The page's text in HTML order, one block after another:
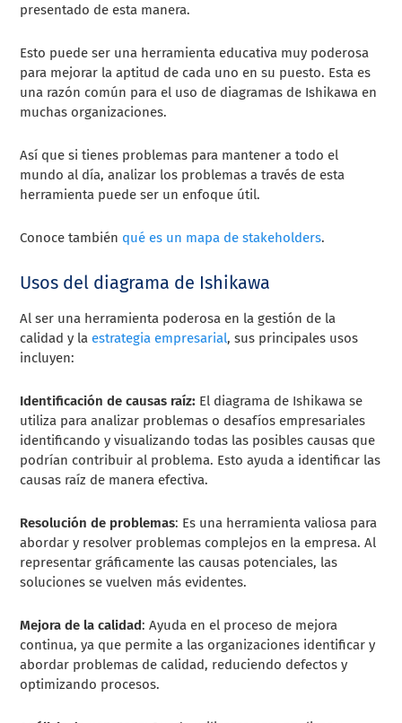
presentado de esta manera.
Esto puede ser una herramienta educativa muy poderosa
para mejorar la aptitud de cada uno en su puesto. Esta es
una razón común para el uso de diagramas de Ishikawa en
muchas organizaciones.
Así que si tienes problemas para mantener a todo el
mundo al día, analizar los problemas a través de esta
herramienta puede ser un enfoque útil.
Conoce también qué es un mapa de stakeholders.
Usos del diagrama de Ishikawa
Al ser una herramienta poderosa en la gestión de la
calidad y la estrategia empresarial, sus principales usos
incluyen:
Identificación de causas raíz: El diagrama de Ishikawa se
utiliza para analizar problemas o desafíos empresariales
identificando y visualizando todas las posibles causas que
podrían contribuir al problema. Esto ayuda a identificar las
causas raíz de manera efectiva.
Resolución de problemas: Es una herramienta valiosa para
abordar y resolver problemas complejos en la empresa. Al
representar gráficamente las causas potenciales, las
soluciones se vuelven más evidentes.
Mejora de la calidad: Ayuda en el proceso de mejora
continua, ya que permite a las organizaciones identificar y
abordar problemas de calidad, reduciendo defectos y
optimizando procesos.